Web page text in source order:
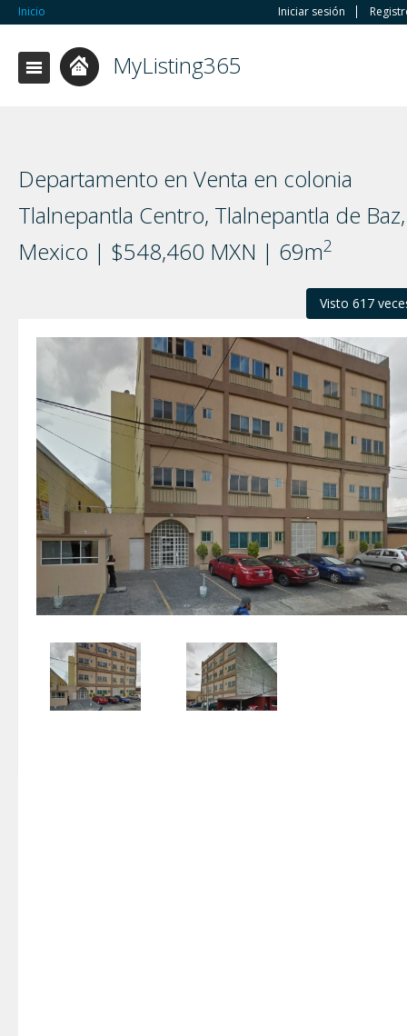
Inicio Iniciar sesión
MyListing365
Departamento en Venta en colonia
Tlalnepantla Centro, Tlalnepantla de Baz,
Mexico | $548,460 MXN | 69m2
Visto 617